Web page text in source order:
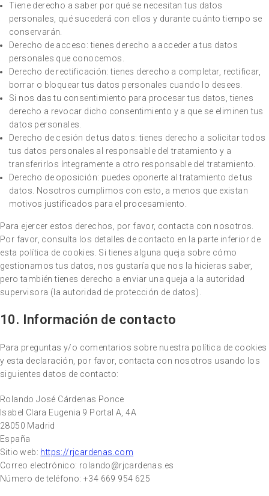
Tiene derecho a saber por qué se necesitan tus datos
personales, qué sucederá con ellos y durante cuánto tiempo se
conservarán.
Derecho de acceso: tienes derecho a acceder a tus datos
personales que conocemos.
Derecho de rectificación: tienes derecho a completar, rectificar,
borrar o bloquear tus datos personales cuando lo desees.
Si nos das tu consentimiento para procesar tus datos, tienes
derecho a revocar dicho consentimiento y a que se eliminen tus
datos personales.
Derecho de cesión de tus datos: tienes derecho a solicitar todos
tus datos personales al responsable del tratamiento y a
transferirlos íntegramente a otro responsable del tratamiento.
Derecho de oposición: puedes oponerte al tratamiento de tus
datos. Nosotros cumplimos con esto, a menos que existan
motivos justificados para el procesamiento.
Para ejercer estos derechos, por favor, contacta con nosotros.
Por favor, consulta los detalles de contacto en la parte inferior de
esta política de cookies. Si tienes alguna queja sobre cómo
gestionamos tus datos, nos gustaría que nos la hicieras saber,
pero también tienes derecho a enviar una queja a la autoridad
supervisora (la autoridad de protección de datos).
10. Información de contacto
Para preguntas y/o comentarios sobre nuestra política de cookies
y esta declaración, por favor, contacta con nosotros usando los
siguientes datos de contacto:
Rolando José Cárdenas Ponce
Isabel Clara Eugenia 9 Portal A, 4A
28050 Madrid
España
Sitio web: https://rjcardenas.com
Correo electrónico: rolando@rjcardenas.es
Número de teléfono: +34 669 954 625